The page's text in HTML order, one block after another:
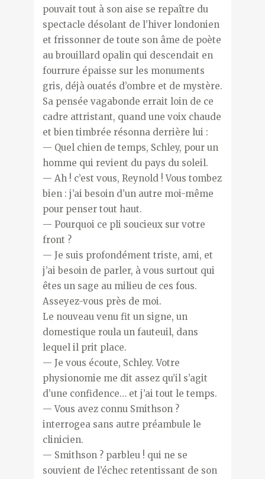
pouvait tout à son aise se repaître du
spectacle désolant de l’hiver londonien
et frissonner de toute son âme de poète
au brouillard opalin qui descendait en
fourrure épaisse sur les monuments
gris, déjà ouatés d’ombre et de mystère.
Sa pensée vagabonde errait loin de ce
cadre attristant, quand une voix chaude
et bien timbrée résonna derrière lui :
— Quel chien de temps, Schley, pour un
homme qui revient du pays du soleil.
— Ah ! c’est vous, Reynold ! Vous tombez
bien : j’ai besoin d’un autre moi-même
pour penser tout haut.
— Pourquoi ce pli soucieux sur votre
front ?
— Je suis profondément triste, ami, et
j’ai besoin de parler, à vous surtout qui
êtes un sage au milieu de ces fous.
Asseyez-vous près de moi.
Le nouveau venu fit un signe, un
domestique roula un fauteuil, dans
lequel il prit place.
— Je vous écoute, Schley. Votre
physionomie me dit assez qu’il s’agit
d’une confidence… et j’ai tout le temps.
— Vous avez connu Smithson ?
interrogea sans autre préambule le
clinicien.
— Smithson ? parbleu ! qui ne se
souvient de l’échec retentissant de son